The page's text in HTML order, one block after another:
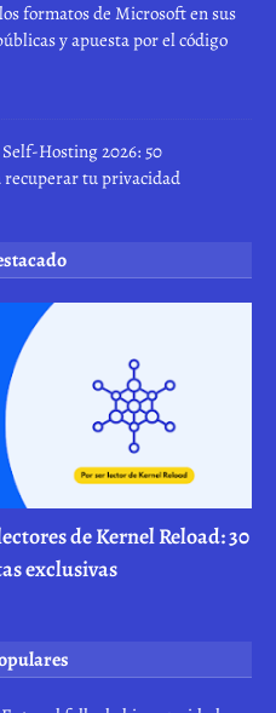
formatos de Microsoft en sus
y apuesta por el código
Hosting 2026: 50
tu privacidad
de Kernel Reload: 30
exclusivas